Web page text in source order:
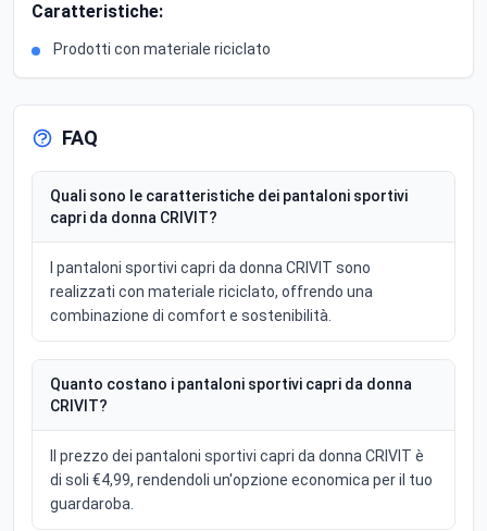
Caratteristiche:
Prodotti con materiale riciclato
FAQ
Quali sono le caratteristiche dei pantaloni sportivi
capri da donna CRIVIT?
I pantaloni sportivi capri da donna CRIVIT sono
realizzati con materiale riciclato, offrendo una
combinazione di comfort e sostenibilità.
Quanto costano i pantaloni sportivi capri da donna
CRIVIT?
Il prezzo dei pantaloni sportivi capri da donna CRIVIT è
di soli €4,99, rendendoli un'opzione economica per il tuo
guardaroba.